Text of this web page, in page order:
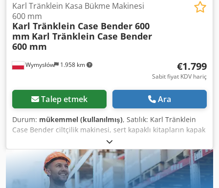
Wymysłów 1.958 km
Karl Tränklein Kasa Bükme Makinesi
600 mm
Karl Tränklein Case Bender 600
mm Karl Tränklein Case Bender
600 mm
€1.799
Sabit fiyat KDV hariç
Talep etmek Ara
Durum: mükemmel (kullanılmış), Satılık: Karl Tränklein
Case Bender ciltçilik makinesi, sert kapaklı kitapların kapak
sırtlarının şekillendirilmesi ve bükülmesi için
tasarlanmıştır. Cihaz, kapaklara uygun bir yarıçap vererek
kitap bloğuna mükemmel uyum sağlar. Makine, farklı
kalınlıktaki kapaklara uyum sağlayabilen ayarlanabilir
makaralarla donatılmıştır. Sağlam, dökme demir